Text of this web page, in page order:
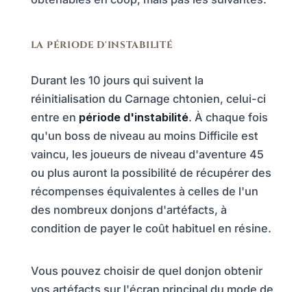
LA PÉRIODE D'INSTABILITÉ
Durant les 10 jours qui suivent la
réinitialisation du Carnage chtonien, celui-ci
entre en période d'instabilité. À chaque fois
qu'un boss de niveau au moins Difficile est
vaincu, les joueurs de niveau d'aventure 45
ou plus auront la possibilité de récupérer des
récompenses équivalentes à celles de l'un
des nombreux donjons d'artéfacts, à
condition de payer le coût habituel en résine.
Vous pouvez choisir de quel donjon obtenir
vos artéfacts sur l'écran principal du mode de